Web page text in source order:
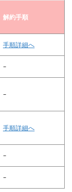
解約手順
手順詳細へ
–
–
手順詳細へ
–
–